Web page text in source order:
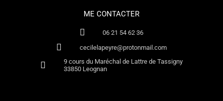
ME CONTACTER
06 21 54 62 36
cecilelapeyre@protonmail.com
9 cours du Maréchal de Lattre de Tassigny
33850 Leognan